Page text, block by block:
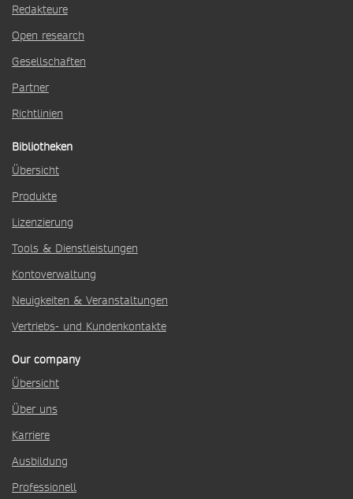
Redakteure
Open research
Gesellschaften
Partner
Richtlinien
Bibliotheken
Übersicht
Produkte
Lizenzierung
Tools & Dienstleistungen
Kontoverwaltung
Neuigkeiten & Veranstaltungen
Vertriebs- und Kundenkontakte
Our company
Übersicht
Über uns
Karriere
Ausbildung
Professionell